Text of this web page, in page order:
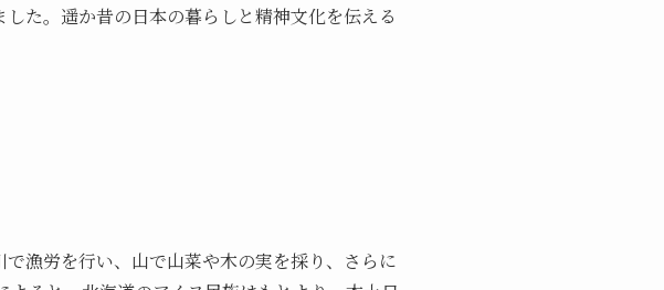
た。遥か昔の日本の暮らしと精神文化を伝える
漁労を行い、山で山菜や木の実を採り、さらに